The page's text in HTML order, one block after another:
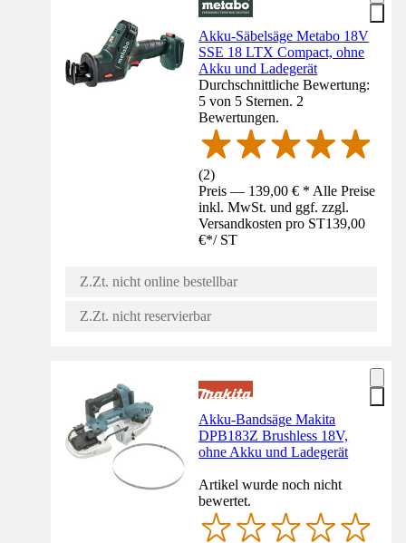
Akku-Säbelsäge Metabo 18V
SSE 18 LTX Compact, ohne
Akku und Ladegerät
Durchschnittliche Bewertung:
5 von 5 Sternen. 2
Bewertungen.
(2)
Preis — 139,00 € * Alle Preise
inkl. MwSt. und ggf. zzgl.
Versandkosten pro ST139,00
€*/ ST
Z.Zt. nicht online bestellbar
Z.Zt. nicht reservierbar
Akku-Bandsäge Makita
DPB183Z Brushless 18V,
ohne Akku und Ladegerät
Artikel wurde noch nicht
bewertet.